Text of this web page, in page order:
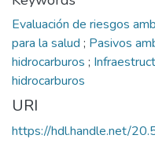
Evaluación de riesgos
para la salud ; Pasivos
hidrocarburos ;
hidrocarburos
URI
https://hdl.handle.net/